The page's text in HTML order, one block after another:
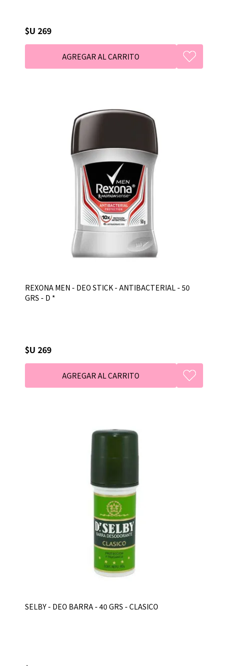
$U 269
REXONA MEN - DEO STICK - ANTIBACTERIAL - 50
GRS - D *
$U 269
SELBY - DEO BARRA - 40 GRS - CLASICO